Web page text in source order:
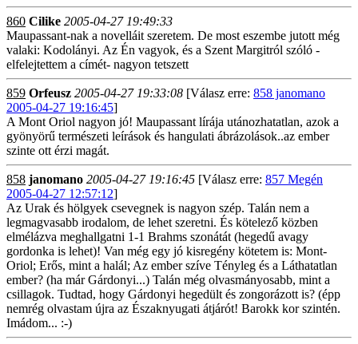
860 Cilike 2005-04-27 19:49:33
Maupassant-nak a novelláit szeretem. De most eszembe jutott még
valaki: Kodolányi. Az Én vagyok, és a Szent Margitról szóló -
elfelejtettem a címét- nagyon tetszett
859 Orfeusz 2005-04-27 19:33:08 [Válasz erre: 858 janomano
2005-04-27 19:16:45]
A Mont Oriol nagyon jó! Maupassant lírája utánozhatatlan, azok a
gyönyörű természeti leírások és hangulati ábrázolások..az ember
szinte ott érzi magát.
858 janomano 2005-04-27 19:16:45 [Válasz erre: 857 Megén
2005-04-27 12:57:12]
Az Urak és hölgyek csevegnek is nagyon szép. Talán nem a
legmagvasabb irodalom, de lehet szeretni. És kötelező közben
elmélázva meghallgatni 1-1 Brahms szonátát (hegedű avagy
gordonka is lehet)! Van még egy jó kisregény kötetem is: Mont-
Oriol; Erős, mint a halál; Az ember szíve Tényleg és a Láthatatlan
ember? (ha már Gárdonyi...) Talán még olvasmányosabb, mint a
csillagok. Tudtad, hogy Gárdonyi hegedült és zongorázott is? (épp
nemrég olvastam újra az Északnyugati átjárót! Barokk kor szintén.
Imádom... :-)